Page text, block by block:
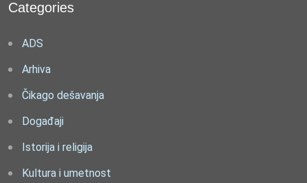
Categories
ADS
Arhiva
Čikago dešavanja
Događaji
Istorija i religija
Kultura i umetnost